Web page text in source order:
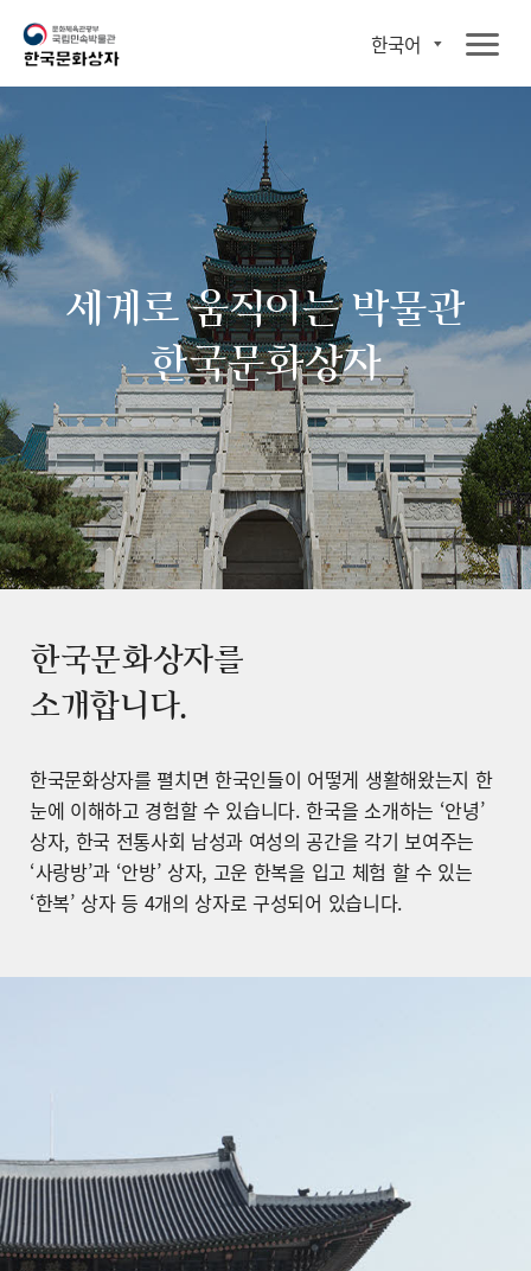
한국어
세계로 움직이는 박물관
한국문화상자
한국문화상자를
소개합니다.
한국문화상자를 펼치면 한국인들이 어떻게 생활해왔는지 한
눈에 이해하고 경험할 수 있습니다. 한국을 소개하는 ‘안녕’
상자, 한국 전통사회 남성과 여성의 공간을 각기 보여주는
‘사랑방’과 ‘안방’ 상자, 고운 한복을 입고 체험 할 수 있는
‘한복’ 상자 등 4개의 상자로 구성되어 있습니다.